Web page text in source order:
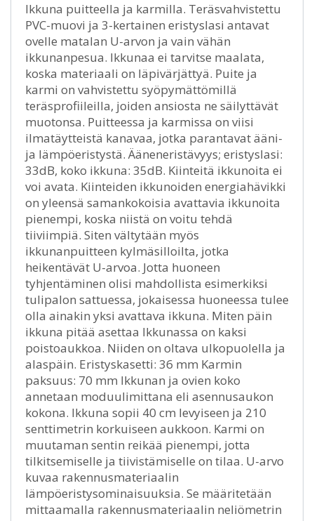
Ikkuna puitteella ja karmilla. Teräsvahvistettu
PVC-muovi ja 3-kertainen eristyslasi antavat
ovelle matalan U-arvon ja vain vähän
ikkunanpesua. Ikkunaa ei tarvitse maalata,
koska materiaali on läpivärjättyä. Puite ja
karmi on vahvistettu syöpymättömillä
teräsprofiileilla, joiden ansiosta ne säilyttävät
muotonsa. Puitteessa ja karmissa on viisi
ilmatäytteistä kanavaa, jotka parantavat ääni-
ja lämpöeristystä. Ääneneristävyys; eristyslasi:
33dB, koko ikkuna: 35dB. Kiinteitä ikkunoita ei
voi avata. Kiinteiden ikkunoiden energiahävikki
on yleensä samankokoisia avattavia ikkunoita
pienempi, koska niistä on voitu tehdä
tiiviimpiä. Siten vältytään myös
ikkunanpuitteen kylmäsilloilta, jotka
heikentävät U-arvoa. Jotta huoneen
tyhjentäminen olisi mahdollista esimerkiksi
tulipalon sattuessa, jokaisessa huoneessa tulee
olla ainakin yksi avattava ikkuna. Miten päin
ikkuna pitää asettaa Ikkunassa on kaksi
poistoaukkoa. Niiden on oltava ulkopuolella ja
alaspäin. Eristyskasetti: 36 mm Karmin
paksuus: 70 mm Ikkunan ja ovien koko
annetaan moduulimittana eli asennusaukon
kokona. Ikkuna sopii 40 cm levyiseen ja 210
senttimetrin korkuiseen aukkoon. Karmi on
muutaman sentin reikää pienempi, jotta
tilkitsemiselle ja tiivistämiselle on tilaa. U-arvo
kuvaa rakennusmateriaalin
lämpöeristysominaisuuksia. Se määritetään
mittaamalla rakennusmateriaalin neliömetrin